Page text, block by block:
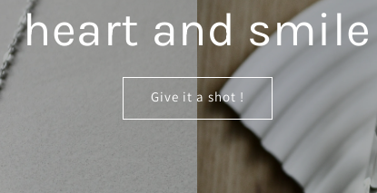
heart and smile
Give it a shot !